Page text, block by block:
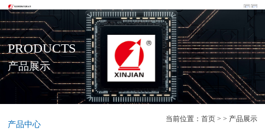
PRODUCTS
产品展示
产品中心
当前位置： 首页> > 产品展示